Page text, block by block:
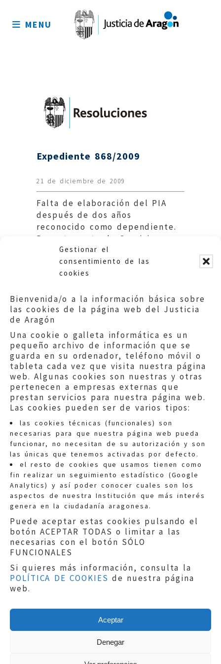
Gestionar el
consentimiento de las
cookies
Bienvenida/o a la información básica sobre
las cookies de la página web del Justicia
de Aragón
Una cookie o galleta informática es un
pequeño archivo de información que se
guarda en su ordenador, teléfono móvil o
tableta cada vez que visita nuestra página
web. Algunas cookies son nuestras y otras
pertenecen a empresas externas que
prestan servicios para nuestra página web.
Las cookies pueden ser de varios tipos:
las cookies técnicas (funcionales) son
necesarias para que nuestra página web pueda
funcionar, no necesitan de su autorización y son
las únicas que tenemos activadas por defecto.
el resto de cookies que usamos tienen como
fin realizar un seguimiento estadístico (Google
Analytics) y así poder conocer cuales son los
aspectos de nuestra Institución que más interés
genera en la ciudadanía aragonesa.
Puede aceptar estas cookies pulsando el
botón ACEPTAR TODAS o limitar a las
necesarias con el botón SÓLO
FUNCIONALES
Si quieres más información, consulta la
POLÍTICA DE COOKIES de nuestra página
web.
Aceptar
Denegar
sitio
MENU
Expediente 868/2009
21 de diciembre de 2009
Falta de elaboración del PIA
después de dos años
reconocido como dependiente.
Departamento de Servicios
Sociales y Familia. DGA.
Quejas:quejas@eljusticiadearagon.es
Información general:
informacion@eljusticiadearagon.es
Teléfonos:900 210 210/
Aviso legal|Política de privacidad|
Protección de Datos
Política de cookies
Copyright © 2019El Justicia de Aragón|
Sephor Consulting